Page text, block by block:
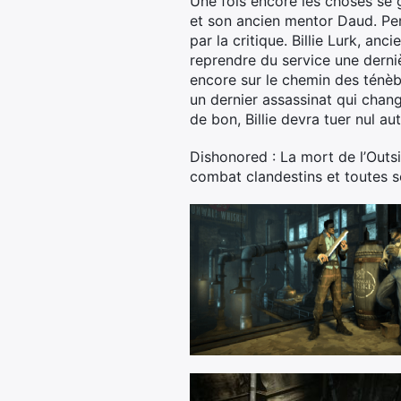
et son ancien mentor Daud.
par la critique. Billie Lurk,
reprendre du service une
encore sur le chemin des
un dernier assassinat qui
de bon, Billie devra tuer nul
Dishonored : La mort de
combat clandestins et toutes